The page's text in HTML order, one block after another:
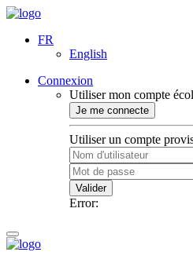
FR
English
Connexion
Utiliser mon compte
Je me connecte
Utiliser un compte
Valider
Error: